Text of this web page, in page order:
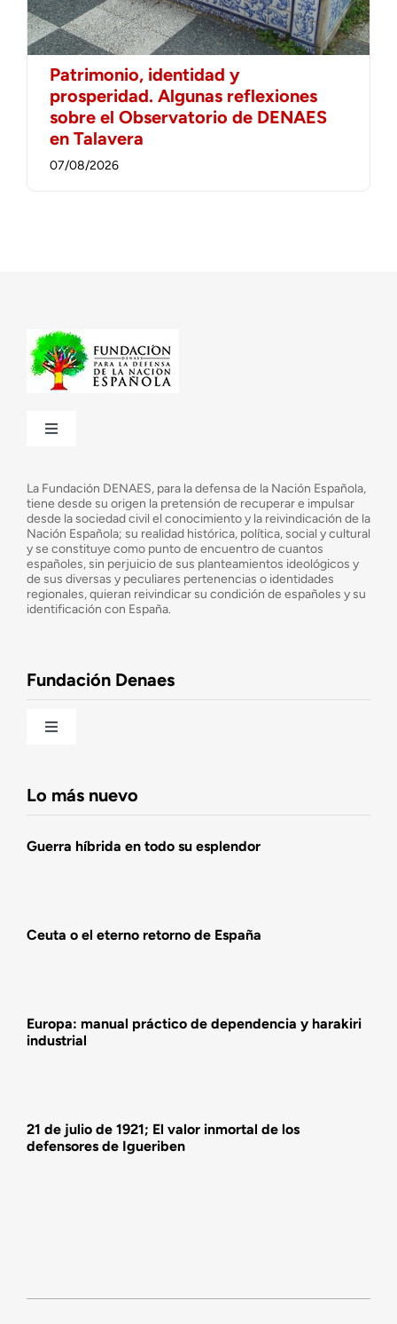
Patrimonio, identidad y
prosperidad. Algunas reflexiones
sobre el Observatorio de DENAES
en Talavera
07/08/2026
Toggle
¿Cuáles son nuestros objetivos?
Consejo Asesor
La Fundación DENAES, para la defensa de la Nación Española,
tiene desde su origen la pretensión de recuperar e impulsar
desde la sociedad civil el conocimiento y la reivindicación de la
Nación Española; su realidad histórica, política, social y cultural
y se constituye como punto de encuentro de cuantos
españoles, sin perjuicio de sus planteamientos ideológicos y
de sus diversas y peculiares pertenencias o identidades
regionales, quieran reivindicar su condición de españoles y su
identificación con España.
Fundación Denaes
Toggle
Lo más nuevo
Guerra híbrida en todo su esplendor
Ceuta o el eterno retorno de España
Europa: manual práctico de dependencia y harakiri
industrial
21 de julio de 1921; El valor inmortal de los
defensores de Igueriben